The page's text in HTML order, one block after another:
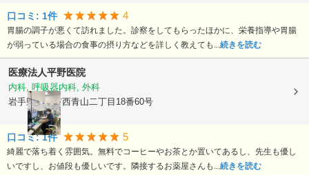
口コミ: 1件 4
胃腸の調子が悪くて訪れました。診察をしてもらったほかに、栄養指導や胃腸
が弱っている場合の食事の摂り方などを詳しく教えても...続きを読む
医療法人平野医院
内科, 呼吸器内科, 外科
岩手県盛岡市西青山二丁目18番60号
口コミ:1件 5
綺麗で落ち着く雰囲気。無料でコーヒーやお茶とか置いてあるし、先生も優し
いですし、お値段も優しいです。隣接するお薬屋さんも...続きを読む